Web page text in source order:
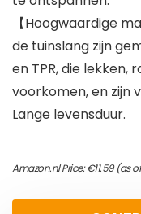
【Hoogwaardige
de tuinslang zijn
en TPR, die lekken,
voorkomen, en zijn
Lange levensduur.
Amazon.nl Price:€11.59(as